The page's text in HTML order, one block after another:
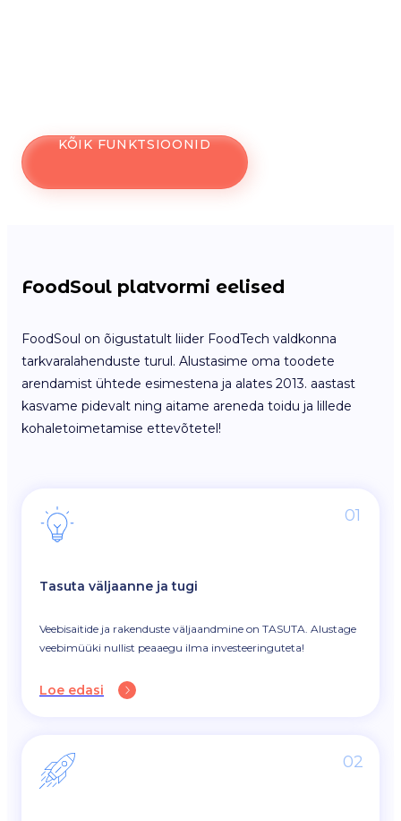
KÕIK FUNKTSIOONID
FoodSoul platvormi eelised
FoodSoul on õigustatult liider FoodTech valdkonna
tarkvaralahenduste turul. Alustasime oma toodete
arendamist ühtede esimestena ja alates 2013. aastast
kasvame pidevalt ning aitame areneda toidu ja lillede
kohaletoimetamise ettevõtetel!
01
Tasuta väljaanne ja tugi
Veebisaitide ja rakenduste väljaandmine on TASUTA. Alustage
veebimüüki nullist peaaegu ilma investeeringuteta!
Loe edasi
02